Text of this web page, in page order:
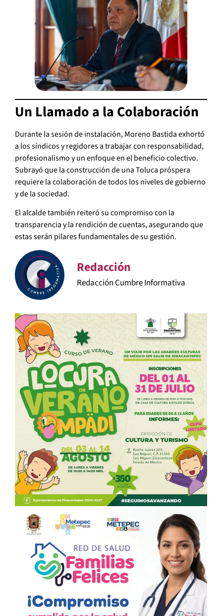
Un Llamado a la Colaboración
Durante la sesión de instalación, Moreno Bastida exhortó
a los síndicos y regidores a trabajar con responsabilidad,
profesionalismo y un enfoque en el beneficio colectivo.
Subrayó que la construcción de una Toluca próspera
requiere la colaboración de todos los niveles de gobierno
y de la sociedad.
El alcalde también reiteró su compromiso con la
transparencia y la rendición de cuentas, asegurando que
estas serán pilares fundamentales de su gestión.
Redacción
Redacción Cumbre Informativa